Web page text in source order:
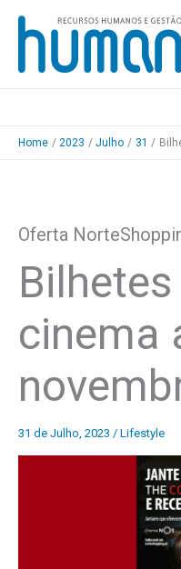
Skip
content
Home 2023 Julho 31
Oferta
cinema
31 de Julho, 2023 / Lifestyle